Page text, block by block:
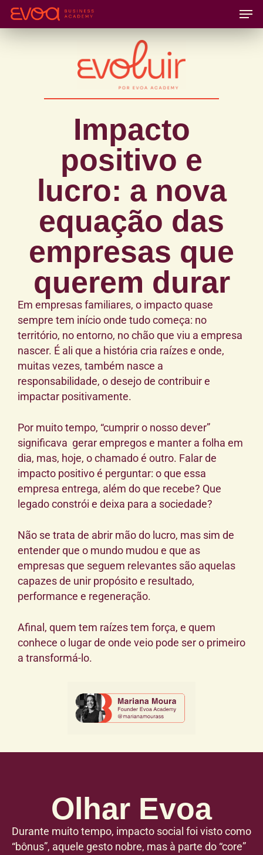
Skip
Impacto
positivo e
lucro: a nova
equação das
empresas que
querem durar
Em empresas familiares, o impacto quase
sempre tem início onde tudo começa: no
território, no entorno, no chão que viu a empresa
nascer. É ali que a história cria raízes e onde,
muitas vezes, também nasce a
responsabilidade, o desejo de contribuir e
impactar positivamente.
Por muito tempo, “cumprir o nosso dever”
significava gerar empregos e manter a folha em
dia, mas, hoje, o chamado é outro. Falar de
impacto positivo é perguntar: o que essa
empresa entrega, além do que recebe? Que
legado constrói e deixa para a sociedade?
Não se trata de abrir mão do lucro, mas sim de
entender que o mundo mudou e que as
empresas que seguem relevantes são aquelas
capazes de unir propósito e resultado,
performance e regeneração.
Afinal, quem tem raízes tem força, e quem
conhece o lugar de onde veio pode ser o primeiro
a transformá-lo.
Olhar Evoa
Durante muito tempo, impacto social foi visto como
“bônus”, aquele gesto nobre, mas à parte do “core”